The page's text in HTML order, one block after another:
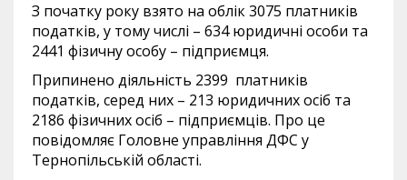
З початку року взято на облік 3075 платників
податків, у тому числі – 634 юридичні особи та
2441 фізичну особу – підприємця.
Припинено діяльність 2399 платників
податків, серед них – 213 юридичних осіб та
2186 фізичних осіб – підприємців. Про це
повідомляє Головне управління ДФС у
Тернопільській області.